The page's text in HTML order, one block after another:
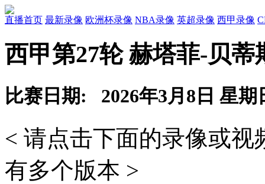
直播首页 最新录像 欧洲杯录像 NBA录像 英超录像 西甲录像
西甲第27轮 赫塔菲-贝
比赛日期: 2026年3月8日 星期
< 请点击下面的录像或
有多个版本 >